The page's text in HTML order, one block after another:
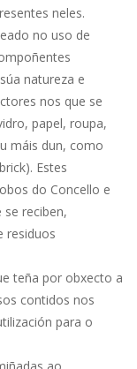
neles.
no uso de
natureza e
nos que se
papel, roupa,
máis dun, como
Estes
do Concello e
se reciben,
residuos
teña por obxecto a
contidos nos
para o